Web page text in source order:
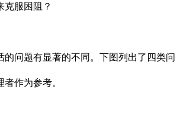
克服困阻？
的问题有显著的不同。下图列出了四类问
作为参考。